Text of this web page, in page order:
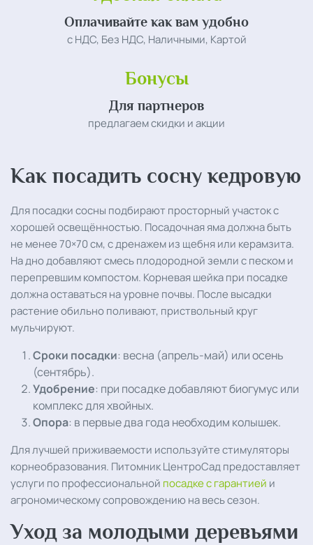
Оплачивайте как вам удобно
с НДС, Без НДС, Наличными, Картой
Бонусы
Для партнеров
предлагаем скидки и акции
Как посадить сосну кедровую
Для посадки сосны подбирают просторный участок с
хорошей освещённостью. Посадочная яма должна быть
не менее 70×70 см, с дренажем из щебня или керамзита.
На дно добавляют смесь плодородной земли с песком и
перепревшим компостом. Корневая шейка при посадке
должна оставаться на уровне почвы. После высадки
растение обильно поливают, приствольный круг
мульчируют.
Сроки посадки: весна (апрель-май) или осень
(сентябрь).
Удобрение: при посадке добавляют биогумус или
комплекс для хвойных.
Опора: в первые два года необходим колышек.
Для лучшей приживаемости используйте стимуляторы
корнеобразования. Питомник ЦентроСад предоставляет
услуги по профессиональной посадке с гарантией и
агрономическому сопровождению на весь сезон.
Уход за молодыми деревьями